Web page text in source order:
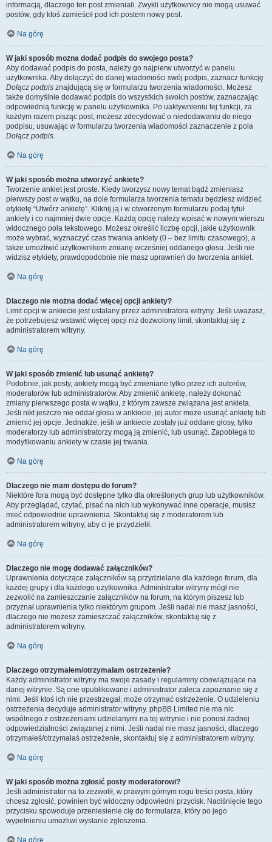
informacją, dlaczego ten post zmieniali. Zwykli użytkownicy nie mogą usuwać
postów, gdy ktoś zamieścił pod ich postem nowy post.
Na górę
W jaki sposób można dodać podpis do swojego posta?
Aby dodawać podpis do posta, należy go najpierw utworzyć w panelu
użytkownika. Aby dołączyć do danej wiadomości swój podpis, zaznacz funkcję
Dołącz podpis znajdującą się w formularzu tworzenia wiadomości. Możesz
także domyślnie dodawać podpis do wszystkich swoich postów, zaznaczając
odpowiednią funkcję w panelu użytkownika. Po uaktywnieniu tej funkcji, za
każdym razem pisząc post, możesz zdecydować o niedodawaniu do niego
podpisu, usuwając w formularzu tworzenia wiadomości zaznaczenie z pola
Dołącz podpis.
Na górę
W jaki sposób można utworzyć ankietę?
Tworzenie ankiet jest proste. Kiedy tworzysz nowy temat bądź zmieniasz
pierwszy post w wątku, na dole formularza tworzenia tematu będziesz widzieć
etykietę “Utwórz ankietę”. Kliknij ją i w otworzonym formularzu podaj tytuł
ankiety i co najmniej dwie opcje. Każdą opcję należy wpisać w nowym wierszu
widocznego pola tekstowego. Możesz określić liczbę opcji, jakie użytkownik
może wybrać, wyznaczyć czas trwania ankiety (0 – bez limitu czasowego), a
także umożliwić użytkownikom zmianę wcześniej oddanego głosu. Jeśli nie
widzisz etykiety, prawdopodobnie nie masz uprawnień do tworzenia ankiet.
Na górę
Dlaczego nie można dodać więcej opcji ankiety?
Limit opcji w ankiecie jest ustalany przez administratora witryny. Jeśli uważasz,
że potrzebujesz wstawić więcej opcji niż dozwolony limit, skontaktuj się z
administratorem witryny.
Na górę
W jaki sposób zmienić lub usunąć ankietę?
Podobnie, jak posty, ankiety mogą być zmieniane tylko przez ich autorów,
moderatorów lub administratorów. Aby zmienić ankietę, należy dokonać
zmiany pierwszego posta w wątku, z którym zawsze związana jest ankieta.
Jeśli nikt jeszcze nie oddał głosu w ankiecie, jej autor może usunąć ankietę lub
zmienić jej opcje. Jednakże, jeśli w ankiecie zostały już oddane głosy, tylko
moderatorzy lub administratorzy mogą ją zmienić, lub usunąć. Zapobiega to
modyfikowaniu ankiety w czasie jej trwania.
Na górę
Dlaczego nie mam dostępu do forum?
Niektóre fora mogą być dostępne tylko dla określonych grup lub użytkowników.
Aby przeglądać, czytać, pisać na nich lub wykonywać inne operacje, musisz
mieć odpowiednie uprawnienia. Skontaktuj się z moderatorem lub
administratorem witryny, aby ci je przydzielił.
Na górę
Dlaczego nie mogę dodawać załączników?
Uprawnienia dotyczące załączników są przydzielane dla każdego forum, dla
każdej grupy i dla każdego użytkownika. Administrator witryny mógł nie
zezwolić na zamieszczanie załączników na forum, na którym piszesz lub
przyznał uprawnienia tylko niektórym grupom. Jeśli nadal nie masz jasności,
dlaczego nie możesz zamieszczać załączników, skontaktuj się z
administratorem witryny.
Na górę
Dlaczego otrzymałem/otrzymałam ostrzeżenie?
Każdy administrator witryny ma swoje zasady i regulaminy obowiązujące na
danej witrynie. Są one opublikowane i administrator zaleca zapoznanie się z
nimi. Jeśli ktoś ich nie przestrzegał, może otrzymać ostrzeżenie. O udzieleniu
ostrzeżenia decyduje administrator witryny. phpBB Limited nie ma nic
wspólnego z ostrzeżeniami udzielanymi na tej witrynie i nie ponosi żadnej
odpowiedzialności związanej z nimi. Jeśli nadal nie masz jasności, dlaczego
otrzymałeś/otrzymałaś ostrzeżenie, skontaktuj się z administratorem witryny.
Na górę
W jaki sposób można zgłosić posty moderatorowi?
Jeśli administrator na to zezwolił, w prawym górnym rogu treści posta, który
chcesz zgłosić, powinien być widoczny odpowiedni przycisk. Naciśnięcie tego
przycisku spowoduje przeniesienie cię do formularza, który po jego
wypełnieniu umożliwi wysłanie zgłoszenia.
Na górę